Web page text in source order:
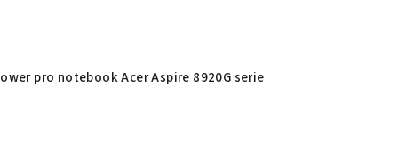
pro Acer Aspire 8920G
pro notebook Acer Aspire 8920G serie